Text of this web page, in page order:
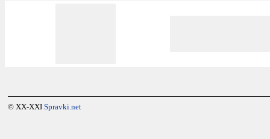
© XX-XXI Spravki.net